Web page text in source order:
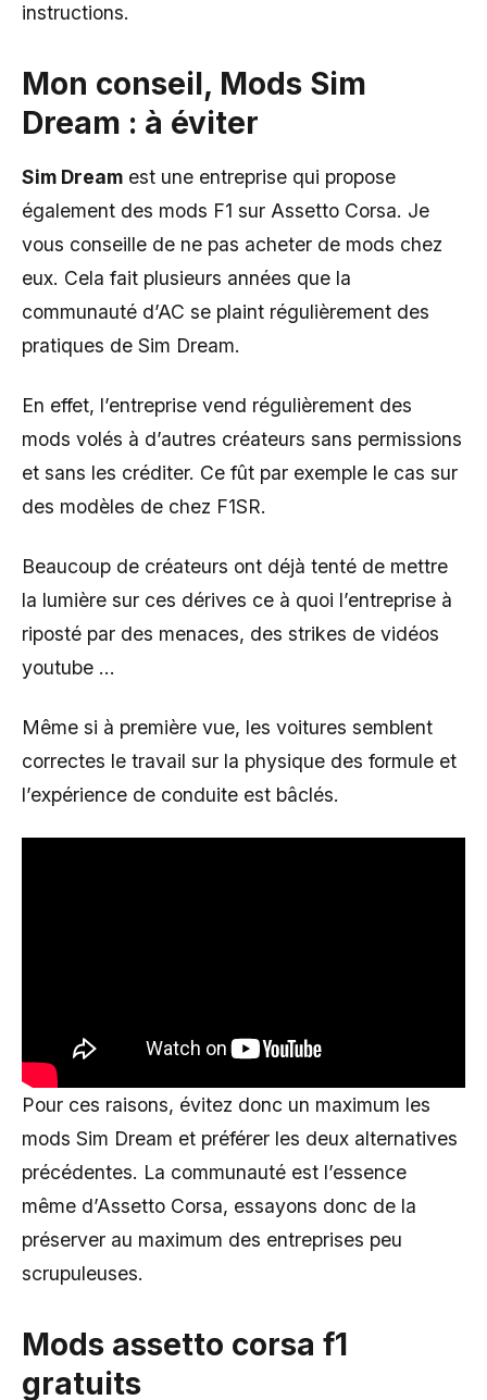
instructions.
Mon conseil, Mods Sim
Dream : à éviter
Sim Dream est une entreprise qui propose
également des mods F1 sur Assetto Corsa. Je
vous conseille de ne pas acheter de mods chez
eux. Cela fait plusieurs années que la
communauté d’AC se plaint régulièrement des
pratiques de Sim Dream.
En effet, l’entreprise vend régulièrement des
mods volés à d’autres créateurs sans permissions
et sans les créditer. Ce fût par exemple le cas sur
des modèles de chez F1SR.
Beaucoup de créateurs ont déjà tenté de mettre
la lumière sur ces dérives ce à quoi l’entreprise à
riposté par des menaces, des strikes de vidéos
youtube …
Même si à première vue, les voitures semblent
correctes le travail sur la physique des formule et
l’expérience de conduite est bâclés.
Pour ces raisons, évitez donc un maximum les
mods Sim Dream et préférer les deux alternatives
précédentes. La communauté est l’essence
même d’Assetto Corsa, essayons donc de la
préserver au maximum des entreprises peu
scrupuleuses.
Mods assetto corsa f1
gratuits